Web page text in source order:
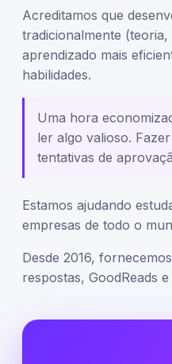
Acreditamos que
tradicionalmente
aprendizado mais
habilidades.
Uma hora
ler algo valioso.
tentativas de
Estamos ajudando
empresas de todo o
Desde 2016,
respostas, GoodReads